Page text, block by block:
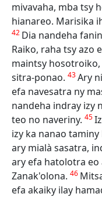
mivavaha, mba tsy
hianareo. Marisika
42 Dia nandeha
Raiko, raha tsy azo
maintsy
sitra-ponao. 43Ary
efa navesatra ny
nandeha indray izy
teo no naveriny. 45
izy ka nanao
ary mialà sasatra,
ary efa hatolotra
Zanak'olona. 46
efa akaiky ilay